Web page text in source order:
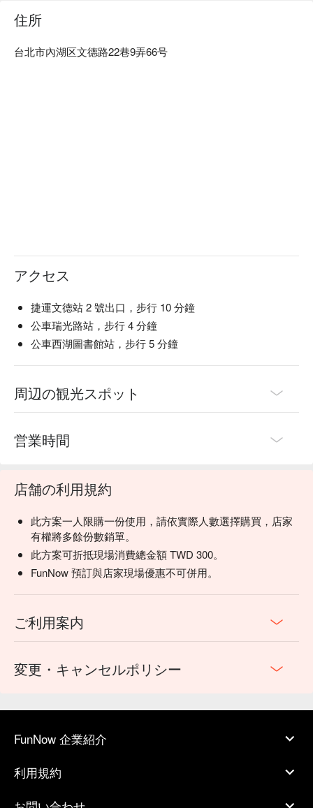
住所
台北市內湖区文德路22巷9弄66号
アクセス
捷運文德站 2 號出口，步行 10 分鐘
公車瑞光路站，步行 4 分鐘
公車西湖圖書館站，步行 5 分鐘
周辺の観光スポット
営業時間
店舗の利用規約
此方案一人限購一份使用，請依實際人數選擇購買，店家
有權將多餘份數銷單。
此方案可折抵現場消費總金額 TWD 300。
FunNow 預訂與店家現場優惠不可併用。
ご利用案内
変更・キャンセルポリシー
FunNow 企業紹介
利用規約